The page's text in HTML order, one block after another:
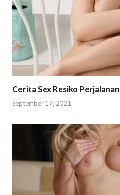
Cerita Sex Resiko
September 17, 2021